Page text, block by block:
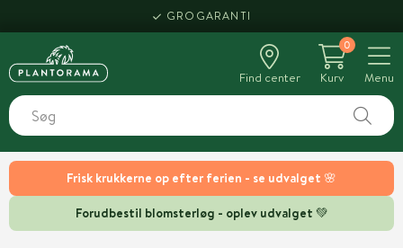
Frisk krukkerne op efter ferien - se udvalget 🌸
Forudbestil blomsterløg - oplev udvalget 💚
GROGARANTI
Find center
0
Kurv
Menu